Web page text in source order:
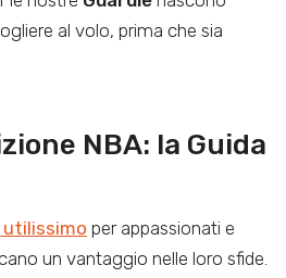
al volo, prima che sia
NBA: la Guida
per appassionati e
un vantaggio nelle loro sfide.